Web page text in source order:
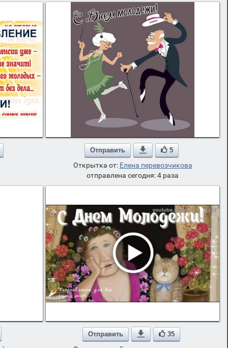
Отправить  5
Открытка от: Елена перевозчикова
отправлена сегодня: 4 раза
Отправить  35